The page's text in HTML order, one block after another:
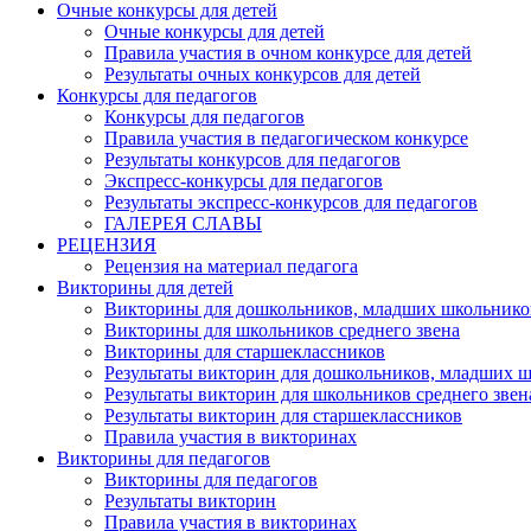
Очные конкурсы для детей
Очные конкурсы для детей
Правила участия в очном конкурсе для детей
Результаты очных конкурсов для детей
Конкурсы для педагогов
Конкурсы для педагогов
Правила участия в педагогическом конкурсе
Результаты конкурсов для педагогов
Экспресс-конкурсы для педагогов
Результаты экспресс-конкурсов для педагогов
ГАЛЕРЕЯ СЛАВЫ
РЕЦЕНЗИЯ
Рецензия на материал педагога
Викторины для детей
Викторины для дошкольников, младших
Викторины для школьников среднего звена
Викторины для старшеклассников
Результаты викторин для дошкольников, младших
Результаты викторин для школьников среднего
Результаты викторин для старшеклассников
Правила участия в викторинах
Викторины для педагогов
Викторины для педагогов
Результаты викторин
Правила участия в викторинах